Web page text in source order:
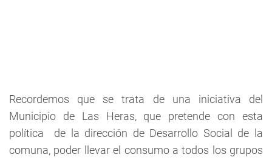
Recordemos que se trata de una iniciativa del
Municipio de Las Heras, que pretende con esta
política de la dirección de Desarrollo Social de la
comuna, poder llevar el consumo a todos los grupos